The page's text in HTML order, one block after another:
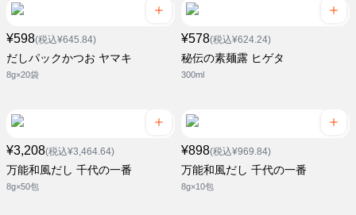
¥598(税込¥645.84)
だしパックかつお ヤマキ
8g×20袋
¥578(税込¥624.24)
秘伝の素麺露 ヒゲタ
300ml
¥3,208(税込¥3,464.64)
万能和風だし 千代の一番
8g×50包
¥898(税込¥969.84)
万能和風だし 千代の一番
8g×10包